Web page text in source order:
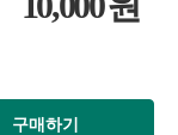
구매하기